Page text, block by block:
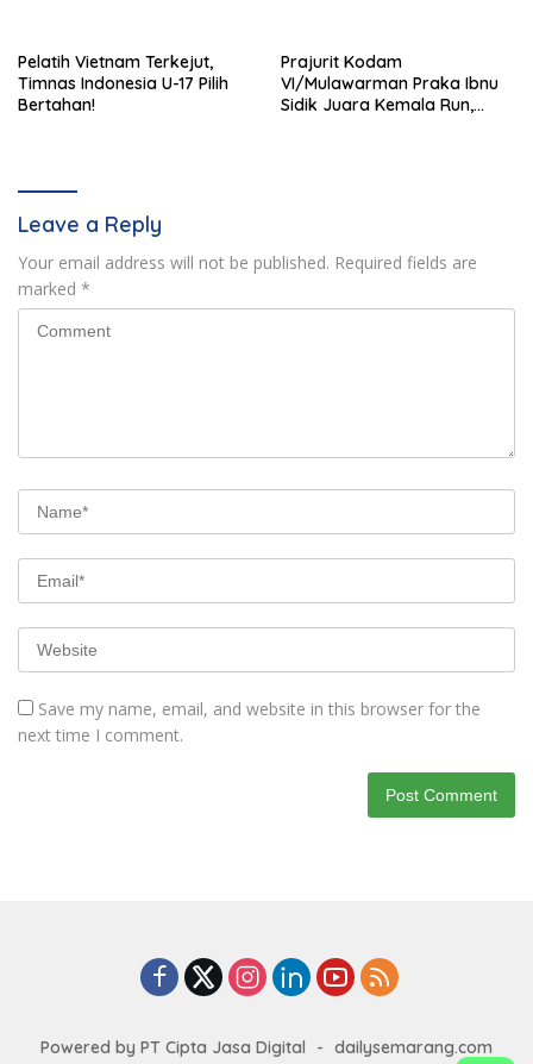
Pelatih Vietnam Terkejut,
Timnas Indonesia U-17 Pilih
Bertahan!
Prajurit Kodam
VI/Mulawarman Praka Ibnu
Sidik Juara Kemala Run,
Leave a Reply
Your email address will not be published. Required fields are
marked *
Save my name, email, and website in this browser for the
next time I comment.
Powered by PT Cipta Jasa Digital - dailysemarang.com